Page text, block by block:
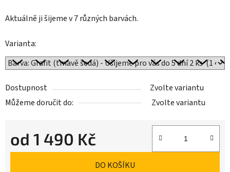
Aktuálně ji šijeme v 7 různých barvách.
Varianta:
Dostupnost
Zvolte variantu
Můžeme doručit do:
Zvolte variantu
od 1 490 Kč
Měrná cena:
DO KOŠÍKU